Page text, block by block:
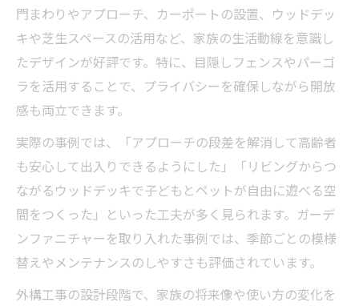
門まわりやアプローチ、カーポートの設置、ウッドデッ
キや芝生スペースの活用など、家族の生活動線を意識し
たデザインが好評です。特に、目隠しフェンスやパーゴ
ラを活用することで、プライバシーを確保しながら開放
感も両立できます。
実際の事例では、「アプローチの段差を解消して高齢者
も安心して出入りできるようにした」「リビングからつ
ながるウッドデッキで子どもとペットが自由に遊べる空
間をつくった」といった工夫が多く見られます。ガーデ
ンファニチャーを取り入れた事例では、季節ごとの模様
替えやメンテナンスのしやすさも評価されています。
外構工事の設計段階で、家族の将来像や使い方の変化を